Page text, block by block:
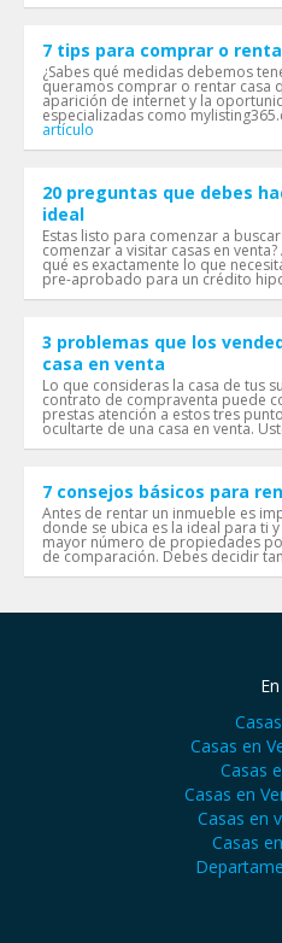
7 tips para comprar o
¿Sabes qué medidas debemos
queramos comprar o rentar casa
aparición de internet y la
especializadas como
artículo
20 preguntas que debes
ideal
Estas listo para comenzar a
comenzar a visitar casas en
qué es exactamente lo que
pre-aprobado para un crédito
3 problemas que los
casa en venta
Lo que consideras la casa de tus
contrato de compraventa puede
prestas atención a estos tres
ocultarte de una casa en venta.
7 consejos básicos para
Antes de rentar un inmueble es
donde se ubica es la ideal para ti
mayor número de propiedades
de comparación. Debes decidir
Casas en
Casas
Casas en
Casas en
Casas